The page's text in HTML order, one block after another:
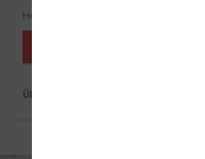
Handy-Nr.: 0160-97078186
ÜBER JAN TERMÖLLEN